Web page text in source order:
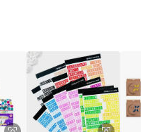
商品。 4. 如取消訂
之最終發票金額計算，
如有使用東森購物
幣、樂透金、東森現金
購物ETMall之結帳頁面
高回饋點數」機制(特
單中同一商品不論件數